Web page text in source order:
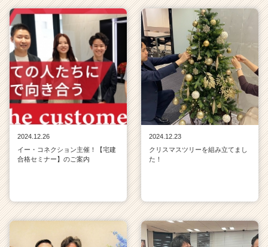
カ
ウ
ト
が
届
く
就
活
イ
チ
（C
2024.12.26
イー・コネクション主催！【宅建
合格セミナー】のご案内
2024.12.23
クリスマスツリーを組み立てまし
た！